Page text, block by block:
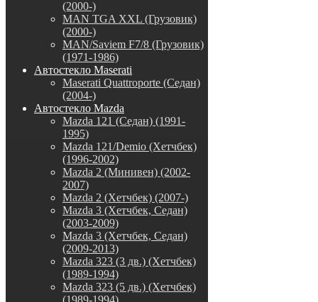
(2000-)
MAN TGA XXL (Грузовик)
(2000-)
MAN/Saviem F7/8 (Грузовик)
(1971-1986)
Автостекло Maserati
Maserati Quattroporte (Седан)
(2004-)
Автостекло Mazda
Mazda 121 (Седан) (1991-
1995)
Mazda 121/Demio (Хетчбек)
(1996-2002)
Mazda 2 (Минивен) (2002-
2007)
Mazda 2 (Хетчбек) (2007-)
Mazda 3 (Хетчбек, Седан)
(2003-2009)
Mazda 3 (Хетчбек, Седан)
(2009-2013)
Mazda 323 (3 дв.) (Хетчбек)
(1989-1994)
Mazda 323 (5 дв.) (Хетчбек)
(1989-1994)